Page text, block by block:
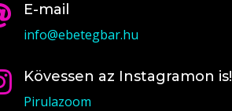
E-mail
info@ebetegbar.hu
Kövessen az Instagramon is!
Pirulazoom